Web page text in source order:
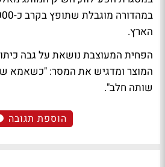
הארץ.
הפחית המעוצבת נושאת על גבה
המוצר ומדגיש את המסר: "כשאמא
שותה חלב".
הוספת תגובה